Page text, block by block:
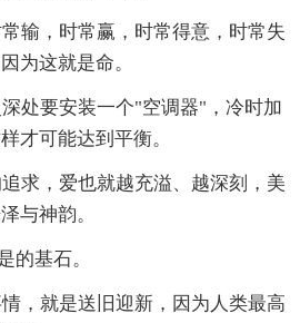
输，时常赢，时常得意，时常失
为这就是命。
处要安装一个"空调器"，冷时加
才可能达到平衡。
求，爱也就越充溢、越深刻，美
与神韵。
的基石。
，就是送旧迎新，因为人类最高